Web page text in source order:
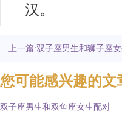
汉。
上一篇:双子座男生和狮子座
您可能感兴趣的文
双子座男生和双鱼座女生配对